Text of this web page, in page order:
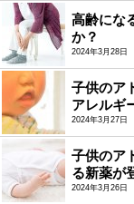
高齢にな
か？
2024年3月28日
子供のア
アレルギ
2024年3月27日
子供のア
る新薬が
2024年3月26日